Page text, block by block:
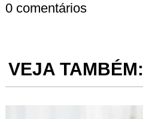
0 comentários
VEJA TAMBÉM: